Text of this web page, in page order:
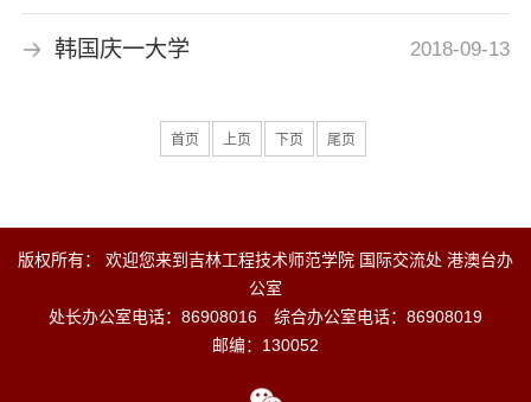
韩国庆一大学 2018-09-13
首页 上页 下页 尾页
版权所有： 欢迎您来到吉林工程技术师范学院 国际交流处 港澳台办
公室
处长办公室电话：86908016
综合办公室电话：86908019
邮编：130052